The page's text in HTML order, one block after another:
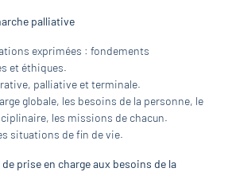
palliative
exprimées : fondements
et éthiques.
palliative et terminale.
globale, les besoins de la personne, le
les missions de chacun.
situations de fin de vie.
prise en charge aux besoins de la